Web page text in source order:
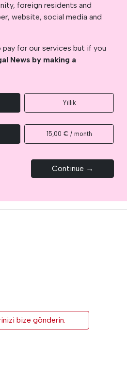
foreign residents and
website, social media and
for our services but if you
News by making a
Yıllık
15,00 € / month
Continue →
bize gönderin.